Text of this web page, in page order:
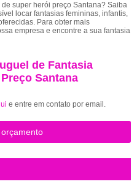
super herói preço Santana? Saiba
locar fantasias femininas, infantis,
Para obter mais
empresa e encontre a sua fantasia
de Fantasia
Santana
e entre em contato por email.